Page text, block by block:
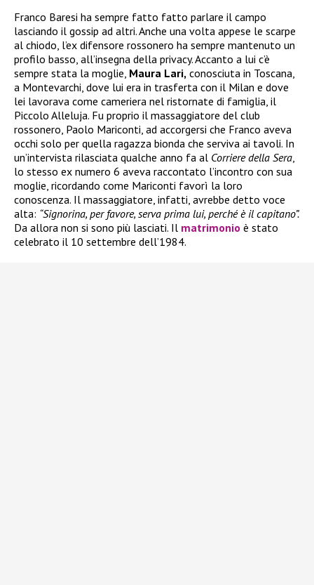
Franco Baresi ha sempre fatto fatto parlare il campo
lasciando il gossip ad altri. Anche una volta appese le scarpe
al chiodo, l’ex difensore rossonero ha sempre mantenuto un
profilo basso, all’insegna della privacy. Accanto a lui c’è
sempre stata la moglie, Maura Lari, conosciuta in Toscana,
a Montevarchi, dove lui era in trasferta con il Milan e dove
lei lavorava come cameriera nel ristornate di famiglia, il
Piccolo Alleluja. Fu proprio il massaggiatore del club
rossonero, Paolo Mariconti, ad accorgersi che Franco aveva
occhi solo per quella ragazza bionda che serviva ai tavoli. In
un’intervista rilasciata qualche anno fa al Corriere della Sera,
lo stesso ex numero 6 aveva raccontato l’incontro con sua
moglie, ricordando come Mariconti favorì la loro
conoscenza. Il massaggiatore, infatti, avrebbe detto voce
alta: “Signorina, per favore, serva prima lui, perché è il capitano”.
Da allora non si sono più lasciati. Il matrimonio è stato
celebrato il 10 settembre dell’1984.